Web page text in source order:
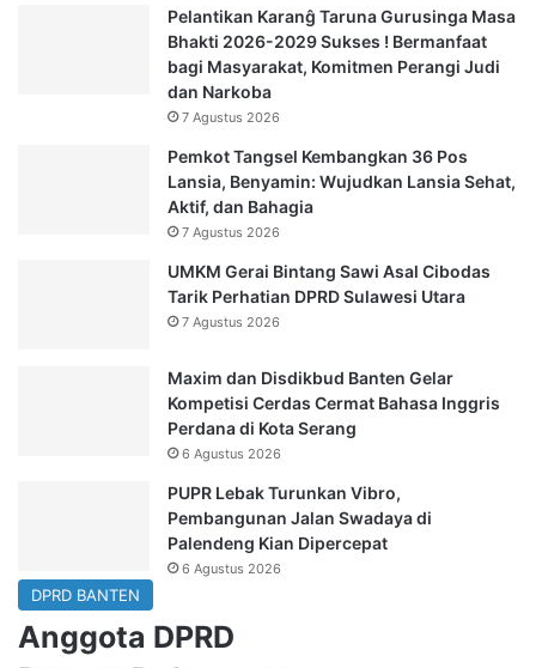
Pelantikan Karanĝ Taruna Gurusinga Masa
Bhakti 2026-2029 Sukses ! Bermanfaat
bagi Masyarakat, Komitmen Perangi Judi
dan Narkoba
7 Agustus 2026
Pemkot Tangsel Kembangkan 36 Pos
Lansia, Benyamin: Wujudkan Lansia Sehat,
Aktif, dan Bahagia
7 Agustus 2026
UMKM Gerai Bintang Sawi Asal Cibodas
Tarik Perhatian DPRD Sulawesi Utara
7 Agustus 2026
Maxim dan Disdikbud Banten Gelar
Kompetisi Cerdas Cermat Bahasa Inggris
Perdana di Kota Serang
6 Agustus 2026
PUPR Lebak Turunkan Vibro,
Pembangunan Jalan Swadaya di
Palendeng Kian Dipercepat
6 Agustus 2026